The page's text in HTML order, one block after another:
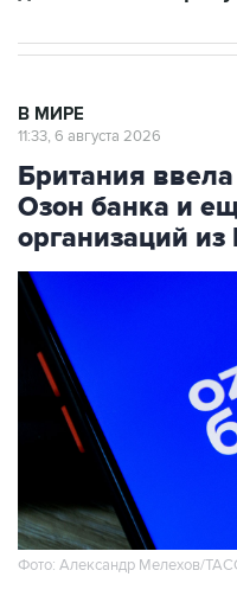
В МИРЕ
11:33, 6 августа 2026
Британия
Озон банка и
организаций
Фото: Александр Мелехов/